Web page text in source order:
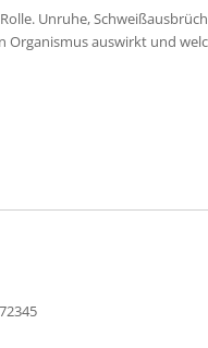
Unruhe,
auswirkt und